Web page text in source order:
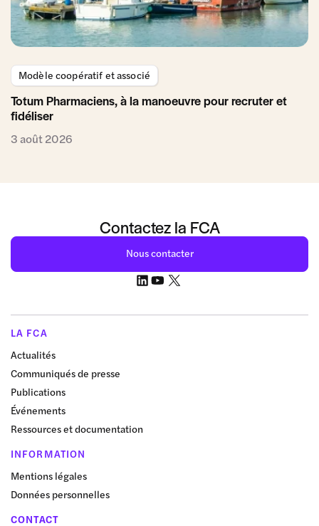
Modèle coopératif et associé
Totum Pharmaciens, à la manoeuvre pour recruter et
fidéliser
3 août 2026
Contactez la FCA
Nous contacter
LA FCA
Actualités
Communiqués de presse
Publications
Événements
Ressources et documentation
INFORMATION
Mentions légales
Données personnelles
CONTACT